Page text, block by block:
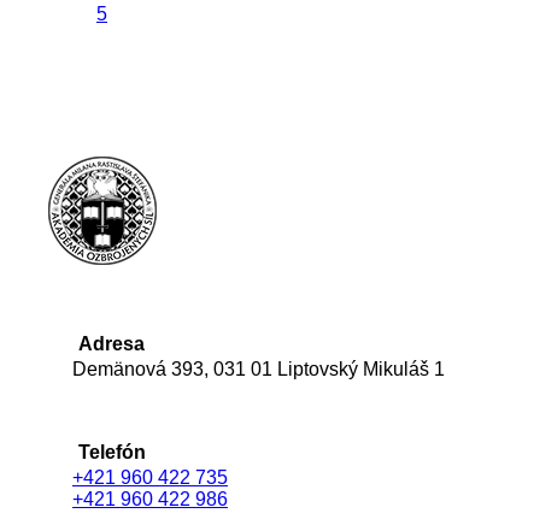
5
Adresa
Demänová 393, 031 01 Liptovský Mikuláš 1
Telefón
+421 960 422 735
+421 960 422 986